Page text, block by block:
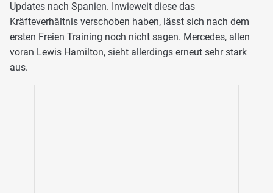
Updates nach Spanien. Inwieweit diese das
Kräfteverhältnis verschoben haben, lässt sich nach dem
ersten Freien Training noch nicht sagen. Mercedes, allen
voran Lewis Hamilton, sieht allerdings erneut sehr stark
aus.